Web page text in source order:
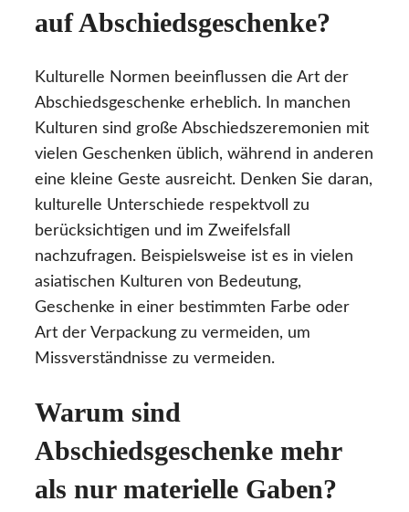
auf Abschiedsgeschenke?
Kulturelle Normen beeinflussen die Art der
Abschiedsgeschenke erheblich. In manchen
Kulturen sind große Abschiedszeremonien mit
vielen Geschenken üblich, während in anderen
eine kleine Geste ausreicht. Denken Sie daran,
kulturelle Unterschiede respektvoll zu
berücksichtigen und im Zweifelsfall
nachzufragen. Beispielsweise ist es in vielen
asiatischen Kulturen von Bedeutung,
Geschenke in einer bestimmten Farbe oder
Art der Verpackung zu vermeiden, um
Missverständnisse zu vermeiden.
Warum sind
Abschiedsgeschenke mehr
als nur materielle Gaben?